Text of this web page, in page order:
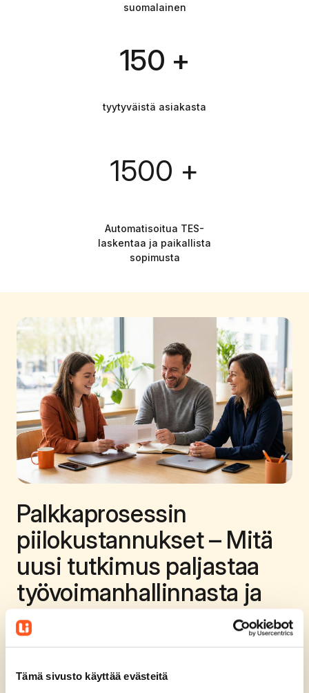
Tämä sivusto käyttää evästeitä
suomalainen
150 +
tyytyväistä asiakasta
1500 +
Automatisoitua TES-
laskentaa ja paikallista
sopimusta
Palkkaprosessin
piilokustannukset – Mitä
uusi tutkimus paljastaa
työvoimanhallinnasta ja
palkanlaskennasta?
10.45